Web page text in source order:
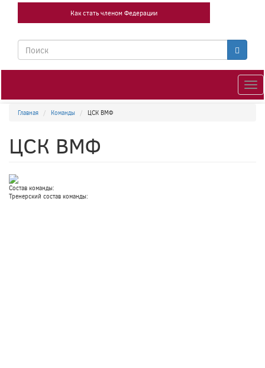
Как стать членом Федерации
Форма
поиска
Главная Команды ЦСК ВМФ
ЦСК ВМФ
Состав команды:
Тренерский состав команды: